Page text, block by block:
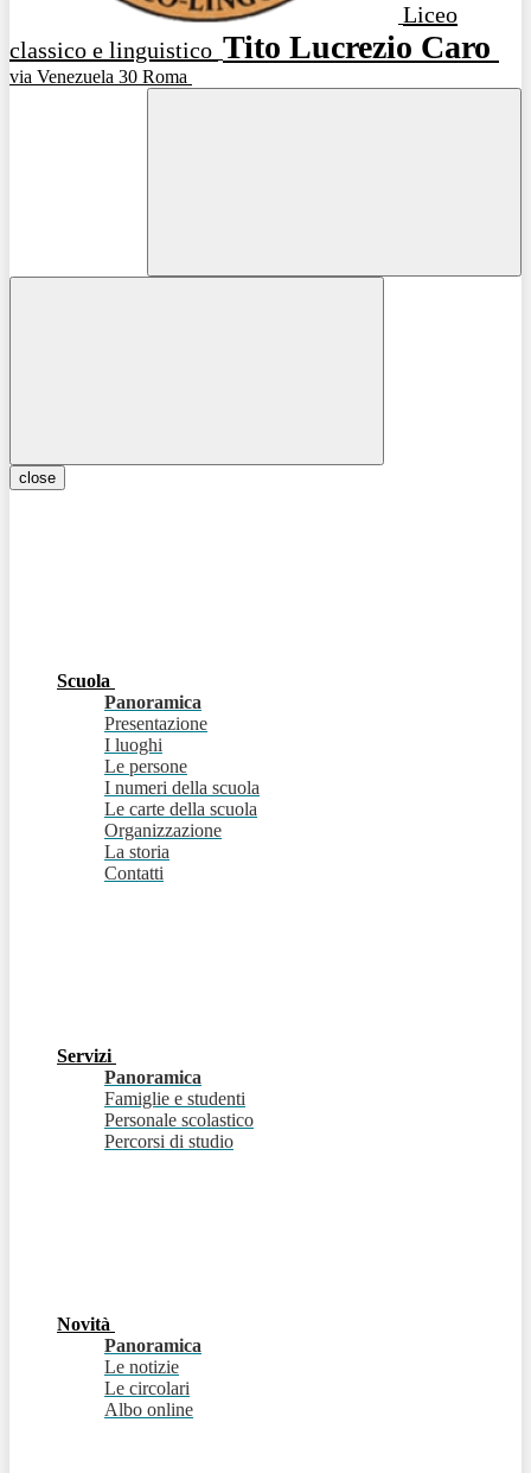
Liceo
classico e linguistico Tito Lucrezio Caro
via Venezuela 30 Roma
close
Scuola
Panoramica
Presentazione
I luoghi
Le persone
I numeri della scuola
Le carte della scuola
Organizzazione
La storia
Contatti
Servizi
Panoramica
Famiglie e studenti
Personale scolastico
Percorsi di studio
Novità
Panoramica
Le notizie
Le circolari
Albo online